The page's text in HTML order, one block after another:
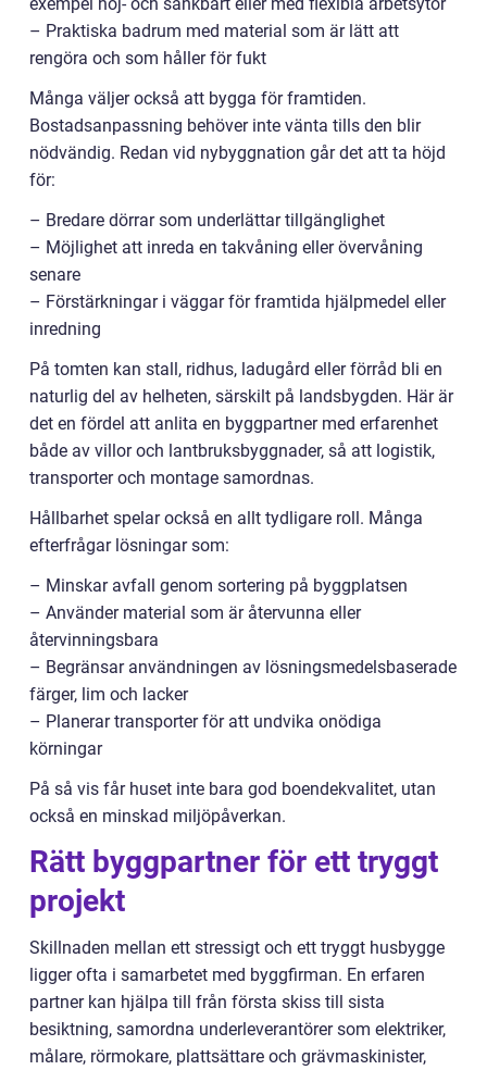
– Praktiska badrum med material som är lätt att
rengöra och som håller för fukt
Många väljer också att bygga för framtiden.
Bostadsanpassning behöver inte vänta tills den blir
nödvändig. Redan vid nybyggnation går det att ta höjd
för:
– Bredare dörrar som underlättar tillgänglighet
– Möjlighet att inreda en takvåning eller övervåning
senare
– Förstärkningar i väggar för framtida hjälpmedel eller
inredning
På tomten kan stall, ridhus, ladugård eller förråd bli en
naturlig del av helheten, särskilt på landsbygden. Här är
det en fördel att anlita en byggpartner med erfarenhet
både av villor och lantbruksbyggnader, så att logistik,
transporter och montage samordnas.
Hållbarhet spelar också en allt tydligare roll. Många
efterfrågar lösningar som:
– Minskar avfall genom sortering på byggplatsen
– Använder material som är återvunna eller
återvinningsbara
– Begränsar användningen av lösningsmedelsbaserade
färger, lim och lacker
– Planerar transporter för att undvika onödiga
körningar
På så vis får huset inte bara god boendekvalitet, utan
också en minskad miljöpåverkan.
Rätt byggpartner för ett tryggt
projekt
Skillnaden mellan ett stressigt och ett tryggt husbygge
ligger ofta i samarbetet med byggfirman. En erfaren
partner kan hjälpa till från första skiss till sista
besiktning, samordna underleverantörer som elektriker,
målare, rörmokare, plattsättare och grävmaskinister,